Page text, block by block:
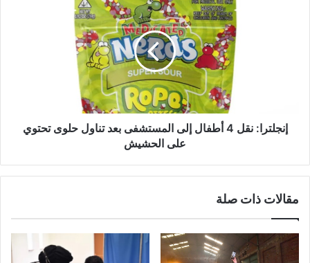
تحتوي
إنجلترا: نقل 4 أطفال إلى المستشفى بعد تناول حلوى تحتوي
على الحشيش
مقالات ذات صلة